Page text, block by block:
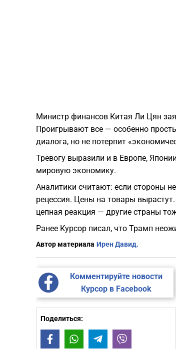
Министр финансов Китая Ли Цян
Проигрывают все — особенно
диалога, но не потерпит
Тревогу выразили и в Европе,
мировую экономику.
Аналитики считают: если стороны
рецессия. Цены на товары
цепная реакция — другие страны
Ранее Курсор писал, что Трамп
Автор материала Ирен Давид.
Комментируйте новости
Курсор в Facebook
Поделиться:
FacebookWhatsAppTelegram